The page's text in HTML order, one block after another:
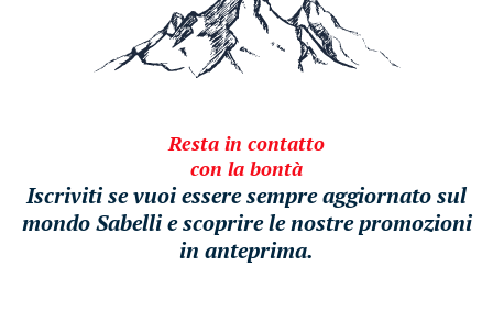
Resta in contatto
con la bontà
Iscriviti se vuoi essere sempre aggiornato sul
mondo Sabelli e scoprire le nostre promozioni
in anteprima.